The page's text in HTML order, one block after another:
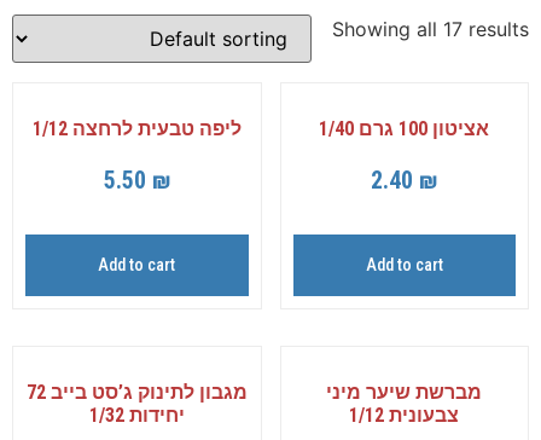
Showing all 17 results
אציטון 100 גרם 1/40
2.40 ₪
Add to cart
ליפה טבעית לרחצה 1/12
5.50 ₪
Add to cart
מברשת שיער מיני
צבעונית 1/12
מגבון לתינוק ג’סט בייב 72
יחידות 1/32